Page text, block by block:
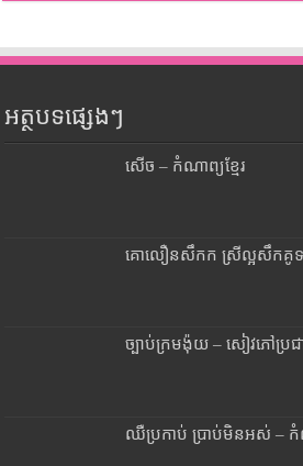
អត្ថបទផ្សេងៗ
សើច – កំណាព្យខ្មែរ
គោលឿនសឹកក ស្រីល្អសឹកគូទ
ច្បាប់ក្រមង៉ុយ – សៀវភៅប្រជា
ឈឺប្រកាប់ ប្រាប់មិនអស់ – កំណ